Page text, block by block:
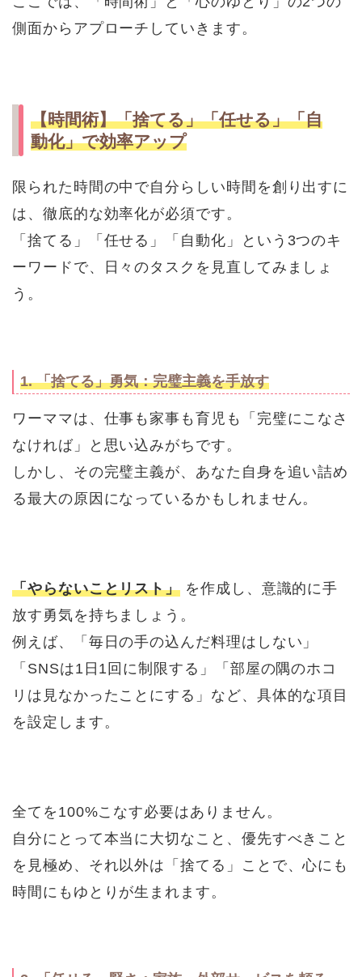
側面からアプローチしていきます。
【時間術】「捨てる」「任せる」「自
動化」で効率アップ
限られた時間の中で自分らしい時間を創り出すに
は、徹底的な効率化が必須です。
「捨てる」「任せる」「自動化」という3つのキ
ーワードで、日々のタスクを見直してみましょ
う。
1. 「捨てる」勇気：完璧主義を手放す
ワーママは、仕事も家事も育児も「完璧にこなさ
なければ」と思い込みがちです。
しかし、その完璧主義が、あなた自身を追い詰め
る最大の原因になっているかもしれません。
「やらないことリスト」 を作成し、意識的に手
放す勇気を持ちましょう。
例えば、「毎日の手の込んだ料理はしない」
「SNSは1日1回に制限する」「部屋の隅のホコ
リは見なかったことにする」など、具体的な項目
を設定します。
全てを100%こなす必要はありません。
自分にとって本当に大切なこと、優先すべきこと
を見極め、それ以外は「捨てる」ことで、心にも
時間にもゆとりが生まれます。